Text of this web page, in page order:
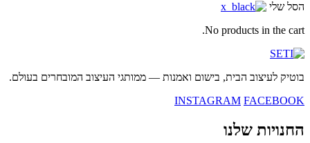
הסל שלי
No products in the cart.
בוטיק לעיצוב הבית, בישום ואמנות — ממותגי העיצוב המובחרים בעולם.
INSTAGRAM FACEBOOK
החנויות שלנו